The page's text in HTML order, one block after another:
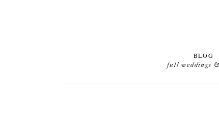
BLOG
full weddings